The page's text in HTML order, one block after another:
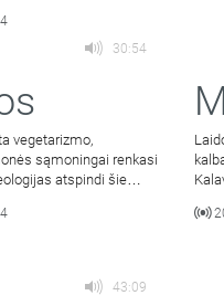
30:54
vegetarizmo,
sąmoningai renkasi
atspindi šie
43:09